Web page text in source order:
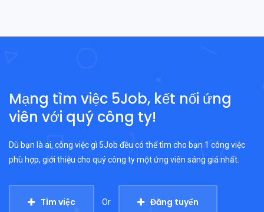
Mạng tìm việc 5Job, kết nối ứng
viên với quý công ty!
Dù bạn là ai, công việc gì 5Job đều có thể tìm cho bạn 1 công việc
phù hợp, giới thiệu cho quý công ty một ứng viên sáng giá nhất.
Tìm việc Or Đăng tuyển